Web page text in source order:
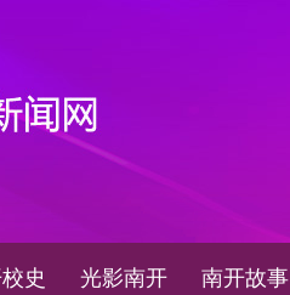
史 光影南开 南开故事